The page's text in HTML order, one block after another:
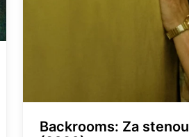
Backrooms: Za stenou